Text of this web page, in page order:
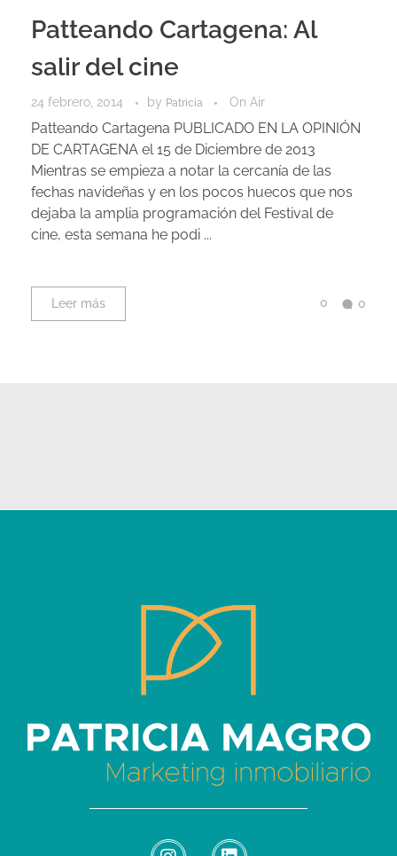
Patteando Cartagena: Al
salir del cine
24 febrero, 2014 by Patricia On Air
Patteando Cartagena PUBLICADO EN LA OPINIÓN
DE CARTAGENA el 15 de Diciembre de 2013
Mientras se empieza a notar la cercanía de las
fechas navideñas y en los pocos huecos que nos
dejaba la amplia programación del Festival de
cine, esta semana he podi ...
Leer más 0 0